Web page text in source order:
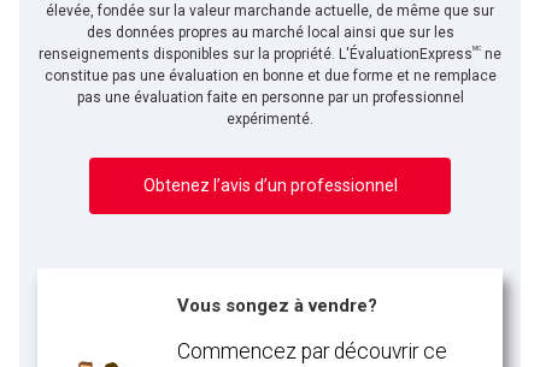
En cliquant sur le bouton « soumettre », vous consentez à nos conditions d'utilisation et
vous nous fournissez l'autorisation écrite de communiquer avec vous.
élevée, fondée sur la valeur marchande actuelle, de même que sur
des données propres au marché local ainsi que sur les
renseignements disponibles sur la propriété. L'ÉvaluationExpressMC ne
constitue pas une évaluation en bonne et due forme et ne remplace
pas une évaluation faite en personne par un professionnel
expérimenté.
Obtenez l’avis d’un professionnel
Vous songez à vendre?
Commencez par découvrir ce